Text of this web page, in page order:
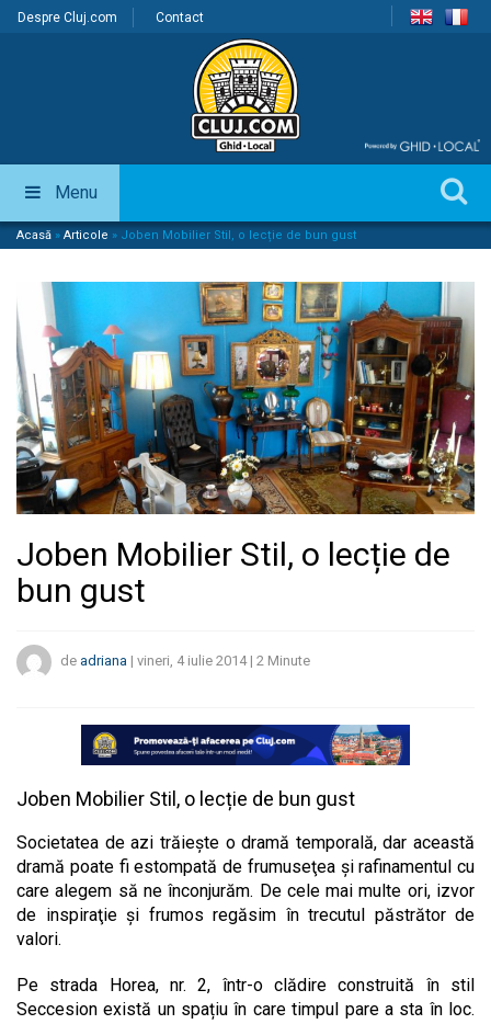
Despre Cluj.com Contact
Menu
Acasă » Articole » Joben Mobilier Stil, o lecție de bun gust
Joben Mobilier Stil, o lecție de
bun gust
de adriana | vineri, 4 iulie 2014| 2 Minute
Joben Mobilier Stil, o lecție de bun gust
Societatea de azi trăiește o dramă temporală, dar această
dramă poate fi estompată de frumuseţea şi rafinamentul cu
care alegem să ne înconjurăm. De cele mai multe ori, izvor
de inspiraţie şi frumos regăsim în trecutul păstrător de
valori.
Pe strada Horea, nr. 2, într-o clădire construită în stil
Seccesion există un spațiu în care timpul pare a sta în loc.